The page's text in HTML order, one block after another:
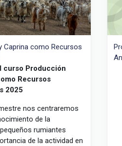
Caprina como Recursos
curso Producción
Recursos
2025
nos centraremos
de la
rumiantes
de la actividad en